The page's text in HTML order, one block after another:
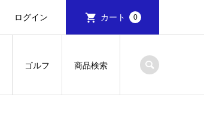
ログイン カート 0
ゴルフ 商品検索